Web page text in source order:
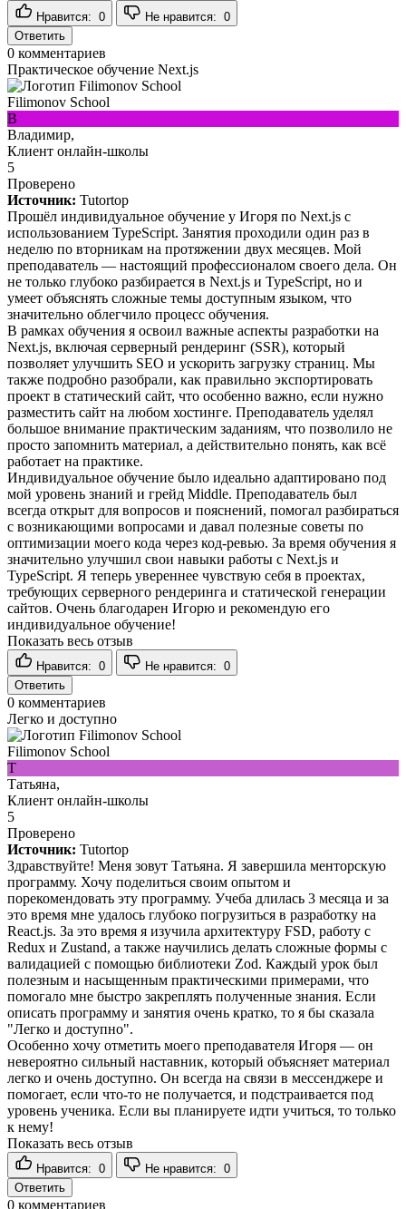
Нравится: 0 Не нравится: 0
Ответить
0 комментариев
Практическое обучение Next.js
Filimonov School
В
Владимир,
Клиент онлайн-школы
5
Проверено
Источник: Tutortop
Прошёл индивидуальное обучение у Игоря по Next.js с
использованием TypeScript. Занятия проходили один раз в
неделю по вторникам на протяжении двух месяцев. Мой
преподаватель — настоящий профессионалом своего дела. Он
не только глубоко разбирается в Next.js и TypeScript, но и
умеет объяснять сложные темы доступным языком, что
значительно облегчило процесс обучения.
В рамках обучения я освоил важные аспекты разработки на
Next.js, включая серверный рендеринг (SSR), который
позволяет улучшить SEO и ускорить загрузку страниц. Мы
также подробно разобрали, как правильно экспортировать
проект в статический сайт, что особенно важно, если нужно
разместить сайт на любом хостинге. Преподаватель уделял
большое внимание практическим заданиям, что позволило не
просто запомнить материал, а действительно понять, как всё
работает на практике.
Индивидуальное обучение было идеально адаптировано под
мой уровень знаний и грейд Middle. Преподаватель был
всегда открыт для вопросов и пояснений, помогал разбираться
с возникающими вопросами и давал полезные советы по
оптимизации моего кода через код-ревью. За время обучения я
значительно улучшил свои навыки работы с Next.js и
TypeScript. Я теперь увереннее чувствую себя в проектах,
требующих серверного рендеринга и статической генерации
сайтов. Очень благодарен Игорю и рекомендую его
индивидуальное обучение!
Показать весь отзыв
Нравится: 0 Не нравится: 0
Ответить
0 комментариев
Легко и доступно
Filimonov School
Т
Татьяна,
Клиент онлайн-школы
5
Проверено
Источник: Tutortop
Здравствуйте! Меня зовут Татьяна. Я завершила менторскую
программу. Хочу поделиться своим опытом и
порекомендовать эту программу. Учеба длилась 3 месяца и за
это время мне удалось глубоко погрузиться в разработку на
React.js. За это время я изучила архитектуру FSD, работу с
Redux и Zustand, а также научились делать сложные формы с
валидацией с помощью библиотеки Zod. Каждый урок был
полезным и насыщенным практическими примерами, что
помогало мне быстро закреплять полученные знания. Если
описать программу и занятия очень кратко, то я бы сказала
"Легко и доступно".
Особенно хочу отметить моего преподавателя Игоря — он
невероятно сильный наставник, который объясняет материал
легко и очень доступно. Он всегда на связи в мессенджере и
помогает, если что-то не получается, и подстраивается под
уровень ученика. Если вы планируете идти учиться, то только
к нему!
Показать весь отзыв
Нравится: 0 Не нравится: 0
Ответить
0 комментариев